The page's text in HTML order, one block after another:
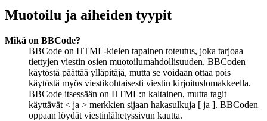
Muotoilu ja aiheiden tyypit
Mikä on BBCode?
BBCode on HTML-kielen tapainen toteutus, joka tarjoaa
tiettyjen viestin osien muotoilumahdollisuuden. BBCoden
käytöstä päättää ylläpitäjä, mutta se voidaan ottaa pois
käytöstä myös viestikohtaisesti viestin kirjoituslomakkeella.
BBCode itsessään on HTML:n kaltainen, mutta tagit
käyttävät < ja > merkkien sijaan hakasulkuja [ ja ]. BBCoden
oppaan löydät viestinlähetyssivun kautta.